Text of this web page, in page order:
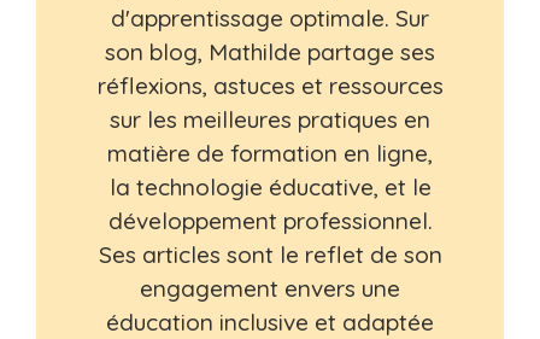
d'apprentissage optimale. Sur
son blog, Mathilde partage ses
réflexions, astuces et ressources
sur les meilleures pratiques en
matière de formation en ligne,
la technologie éducative, et le
développement professionnel.
Ses articles sont le reflet de son
engagement envers une
éducation inclusive et adaptée